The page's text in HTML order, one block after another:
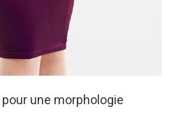
une morphologie